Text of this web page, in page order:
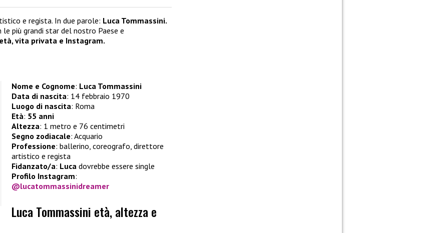
e regista. In due parole: Luca Tommassini.
più grandi star del nostro Paese e
vita privata e Instagram.
Nome e Cognome: Luca Tommassini
Data di nascita: 14 febbraio 1970
Luogo di nascita: Roma
Età: 55 anni
Altezza: 1 metro e 76 centimetri
Segno zodiacale: Acquario
Professione: ballerino, coreografo, direttore
artistico e regista
Fidanzato/a: Luca dovrebbe essere single
Profilo Instagram:
@lucatommassinidreamer
Luca Tommassini età, altezza e